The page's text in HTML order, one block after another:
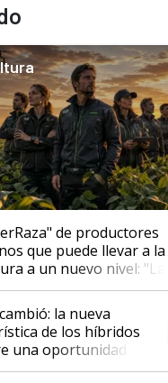
de productores
que puede llevar a la
a un nuevo nivel: "Las
de crecimiento son
la nueva
de los híbridos
una oportunidad en